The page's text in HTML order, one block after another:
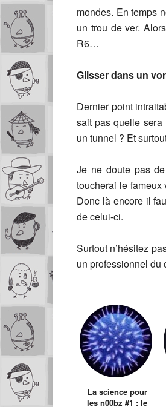
mondes. En temps
un trou de ver.
R6…
Glisser dans un
Dernier point
sait pas quelle sera
un tunnel ? Et
Je ne doute pas
toucherai le fameux
Donc là encore il
de celui-ci.
Surtout n’hésitez
un professionnel
La science pour
les n00bz #1 : le